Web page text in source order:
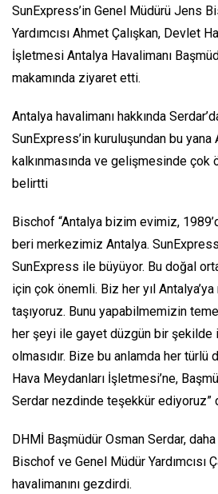
SunExpress’in Genel Müdürü Jens
Yardımcısı Ahmet Çalışkan, Devlet
İşletmesi Antalya Havalimanı
makamında ziyaret etti.
Antalya havalimanı hakkında
SunExpress’in kuruluşundan bu yana
kalkınmasında ve gelişmesinde çok
belirtti
Bischof “Antalya bizim evimiz,
beri merkezimiz Antalya.
SunExpress ile büyüyor. Bu doğal
için çok önemli. Biz her yıl
taşıyoruz. Bunu yapabilmemizin
her şeyi ile gayet düzgün bir şekilde
olmasıdır. Bize bu anlamda her
Hava Meydanları İşletmesi’ne,
Serdar nezdinde teşekkür ediyoruz”
DHMİ Başmüdür Osman Serdar,
Bischof ve Genel Müdür Yardımcısı
havalimanını gezdirdi.